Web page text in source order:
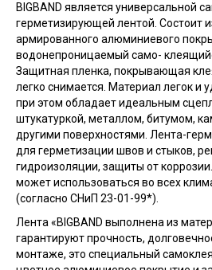
BIGBAND является универсальной
герметизирующей лентой. Состоит
армированного алюминиевого
водонепроницаемый само-
Защитная пленка, покрывающая
легко снимается. Материал легок и
при этом обладает идеальным
штукатуркой, металлом, битумом,
другими поверхностями. Лента-
для герметизации швов и стыков,
гидроизоляции, защиты от
может использоваться во всех
(согласно СНиП 23-01-99*).
Лента «BIGBAND выполнена из
гарантируют прочность,
монтаже, это специальный